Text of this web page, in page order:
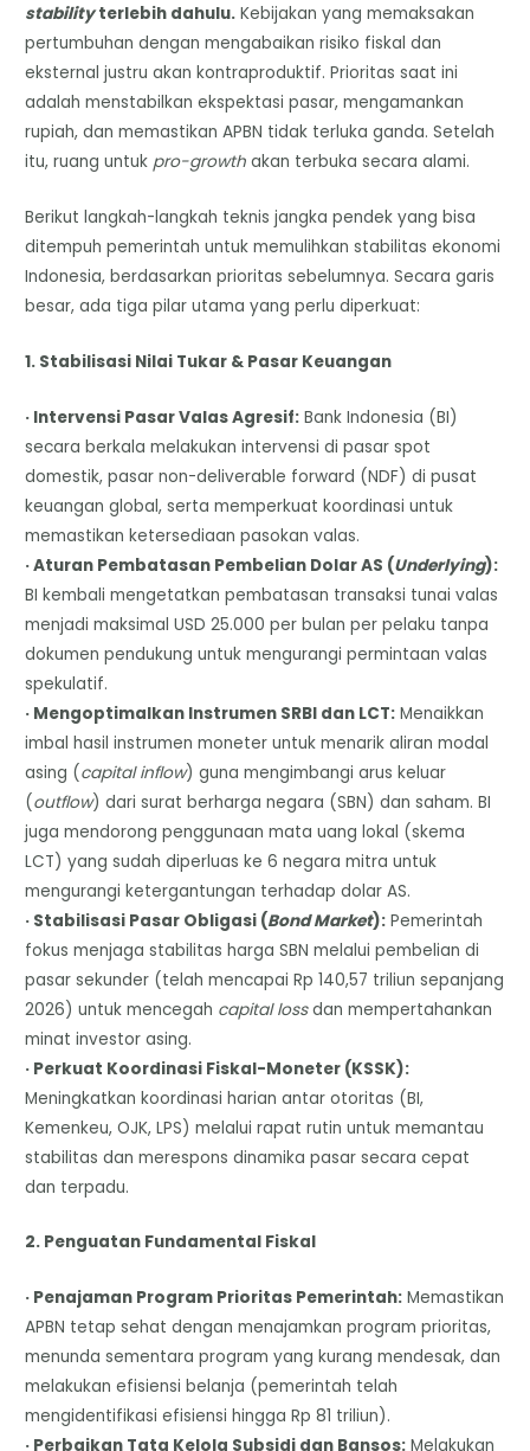
stabilityterlebih dahulu. Kebijakan yang memaksakan
pertumbuhan dengan mengabaikan risiko fiskal dan
eksternal justru akan kontraproduktif. Prioritas saat ini
adalah menstabilkan ekspektasi pasar, mengamankan
rupiah, dan memastikan APBN tidak terluka ganda. Setelah
itu, ruang untuk pro-growth akan terbuka secara alami.
Berikut langkah-langkah teknis jangka pendek yang bisa
ditempuh pemerintah untuk memulihkan stabilitas ekonomi
Indonesia, berdasarkan prioritas sebelumnya. Secara garis
besar, ada tiga pilar utama yang perlu diperkuat:
1. Stabilisasi Nilai Tukar & Pasar Keuangan
· Intervensi Pasar Valas Agresif: Bank Indonesia (BI)
secara berkala melakukan intervensi di pasar spot
domestik, pasar non-deliverable forward (NDF) di pusat
keuangan global, serta memperkuat koordinasi untuk
memastikan ketersediaan pasokan valas.
· Aturan Pembatasan Pembelian Dolar AS (Underlying):
BI kembali mengetatkan pembatasan transaksi tunai valas
menjadi maksimal USD 25.000 per bulan per pelaku tanpa
dokumen pendukung untuk mengurangi permintaan valas
spekulatif.
· Mengoptimalkan Instrumen SRBI dan LCT: Menaikkan
imbal hasil instrumen moneter untuk menarik aliran modal
asing (capital inflow) guna mengimbangi arus keluar
(outflow) dari surat berharga negara (SBN) dan saham. BI
juga mendorong penggunaan mata uang lokal (skema
LCT) yang sudah diperluas ke 6 negara mitra untuk
mengurangi ketergantungan terhadap dolar AS.
· Stabilisasi Pasar Obligasi (Bond Market): Pemerintah
fokus menjaga stabilitas harga SBN melalui pembelian di
pasar sekunder (telah mencapai Rp 140,57 triliun sepanjang
2026) untuk mencegah capital lossdan mempertahankan
minat investor asing.
· Perkuat Koordinasi Fiskal-Moneter (KSSK):
Meningkatkan koordinasi harian antar otoritas (BI,
Kemenkeu, OJK, LPS) melalui rapat rutin untuk memantau
stabilitas dan merespons dinamika pasar secara cepat
dan terpadu.
2. Penguatan Fundamental Fiskal
· Penajaman Program Prioritas Pemerintah: Memastikan
APBN tetap sehat dengan menajamkan program prioritas,
menunda sementara program yang kurang mendesak, dan
melakukan efisiensi belanja (pemerintah telah
mengidentifikasi efisiensi hingga Rp 81 triliun).
· Perbaikan Tata Kelola Subsidi dan Bansos: Melakukan